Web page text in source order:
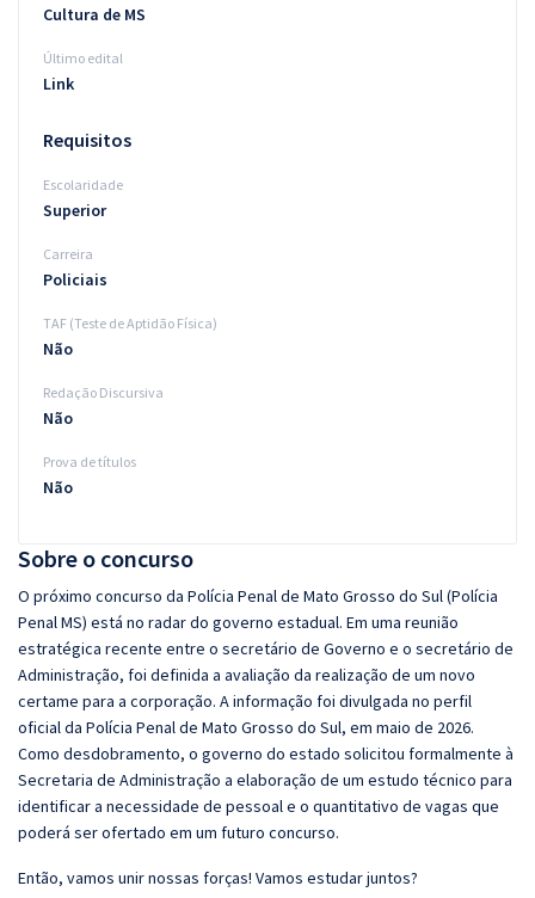
Sobre o concurso
O próximo concurso da Polícia Penal de Mato Grosso do Sul (Polícia
Penal MS) está no radar do governo estadual. Em uma reunião
estratégica recente entre o secretário de Governo e o secretário de
Administração, foi definida a avaliação da realização de um novo
certame para a corporação. A informação foi divulgada no perfil
oficial da Polícia Penal de Mato Grosso do Sul, em maio de 2026.
Como desdobramento, o governo do estado solicitou formalmente à
Secretaria de Administração a elaboração de um estudo técnico para
identificar a necessidade de pessoal e o quantitativo de vagas que
poderá ser ofertado em um futuro concurso.
Então, vamos unir nossas forças! Vamos estudar juntos?
Cultura de MS
Último edital
Link
Requisitos
Escolaridade
Superior
Carreira
Policiais
TAF (Teste de Aptidão Física)
Não
Redação Discursiva
Não
Prova de títulos
Não